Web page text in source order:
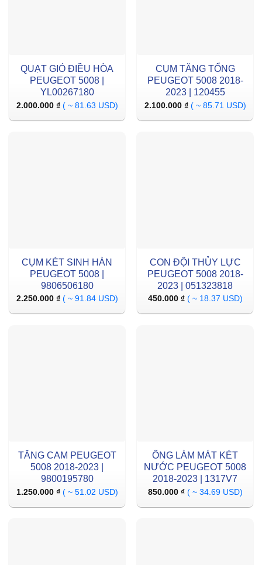
QUẠT GIÓ ĐIỀU HÒA
PEUGEOT 5008 |
YL00267180
2.000.000 ₫ ( ~ 81.63 USD)
CỤM TĂNG TỔNG
PEUGEOT 5008 2018-
2023 | 120455
2.100.000 ₫ ( ~ 85.71 USD)
CỤM KÉT SINH HÀN
PEUGEOT 5008 |
9806506180
2.250.000 ₫ ( ~ 91.84 USD)
CON ĐỘI THỦY LỰC
PEUGEOT 5008 2018-
2023 | 051323818
450.000 ₫ ( ~ 18.37 USD)
TĂNG CAM PEUGEOT
5008 2018-2023 |
9800195780
1.250.000 ₫ ( ~ 51.02 USD)
ỐNG LÀM MÁT KÉT
NƯỚC PEUGEOT 5008
2018-2023 | 1317V7
850.000 ₫ ( ~ 34.69 USD)